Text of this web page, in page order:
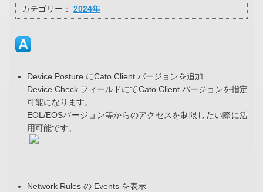
カテゴリー： 2024年
Device Posture にCato Client バージョンを追加
Device Check フィールドにてCato Client バージョンを指定
可能になります。
EOL/EOSバージョン等からのアクセスを制限したい際に活
用可能です。
Network Rules の Events を表示